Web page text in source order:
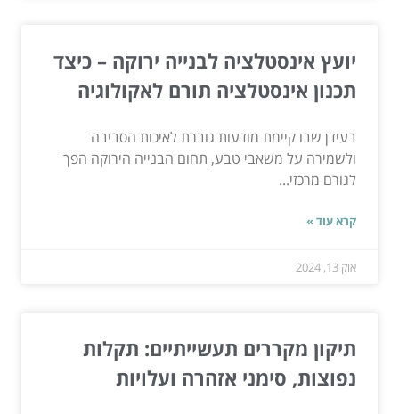
יועץ אינסטלציה לבנייה ירוקה – כיצד
תכנון אינסטלציה תורם לאקולוגיה
בעידן שבו קיימת מודעות גוברת לאיכות הסביבה
ולשמירה על משאבי טבע, תחום הבנייה הירוקה הפך
לגורם מרכזי...
קרא עוד »
אוק 13, 2024
תיקון מקררים תעשייתיים: תקלות
נפוצות, סימני אזהרה ועלויות